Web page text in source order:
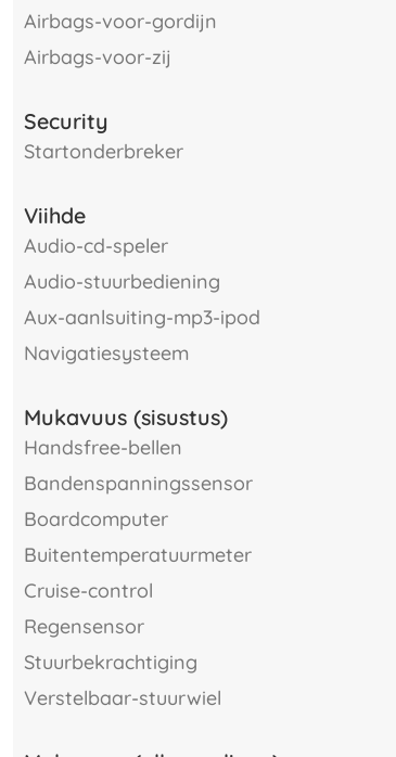
airbags-voor-gordijn
airbags-voor-zij
Security
startonderbreker
Viihde
audio-cd-speler
audio-stuurbediening
aux-aanlsuiting-mp3-ipod
navigatiesysteem
Mukavuus (sisustus)
Handsfree-bellen
bandenspanningssensor
boardcomputer
buitentemperatuurmeter
cruise-control
regensensor
stuurbekrachtiging
verstelbaar-stuurwiel